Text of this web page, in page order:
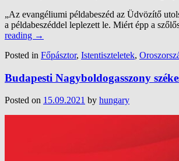
„Az evangéliumi példabeszéd az Üdvözítő
a példabeszéddel leplezett le. Miért épp a
reading →
Posted in Főpásztor, Istentiszteletek,
Budapesti Nagyboldogasszony
Posted on 15.09.2021 by hungary